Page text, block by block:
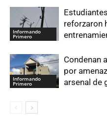
Informando
Primero
reforzaron
Informando
Primero
Condenan
por
arsenal de